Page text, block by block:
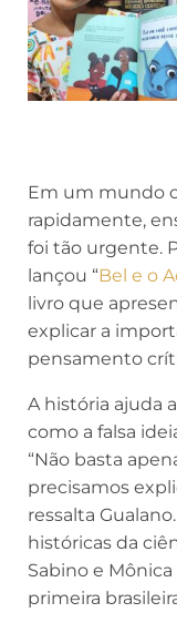
Em um mundo
rapidamente,
foi tão urgente.
lançou “Bel e o
livro que
explicar a
pensamento
A história ajuda
como a falsa
“Não basta
precisamos
ressalta
históricas da
Sabino e
primeira